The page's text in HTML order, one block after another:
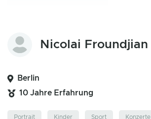
Nicolai Froundjian
Berlin
10 Jahre Erfahrung
Portrait Kinder Sport Konzerte